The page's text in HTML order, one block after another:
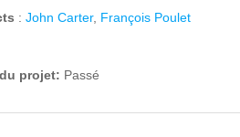
: John Carter, François Poulet
projet: Passé